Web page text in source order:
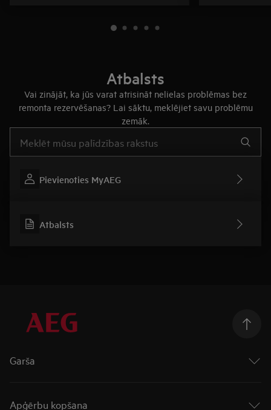
Atbalsts
Vai zinājāt, ka jūs varat atrisināt nelielas problēmas bez
remonta rezervēšanas? Lai sāktu, meklējiet savu problēmu
zemāk.
Pievienoties MyAEG
Atbalsts
Garša
Virsmas
Apģērbu kopšana